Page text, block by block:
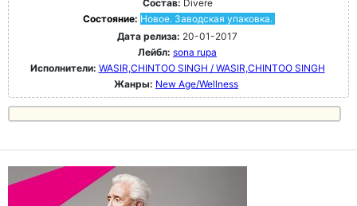
Состав: Divere
Состояние: Новое. Заводская упаковка.
Дата релиза: 20-01-2017
Лейбл: sona rupa
Исполнители: WASIR,CHINTOO SINGH / WASIR,CHINTOO SINGH
Жанры: New Age/Wellness